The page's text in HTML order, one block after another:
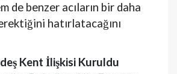
de benzer acıların bir daha
hatırlatacağını
Kent İlişkisi Kuruldu